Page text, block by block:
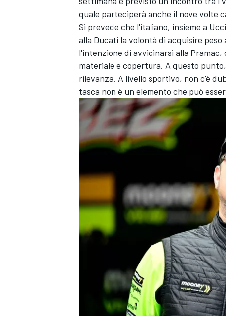
RALLY
quale parteciperà anche il nove volte
Si prevede che l'italiano, insieme a
alla Ducati la volontà di acquisire
l'intenzione di avvicinarsi alla
materiale e copertura. A questo
rilevanza. A livello sportivo, non c'è
tasca non è un elemento che può